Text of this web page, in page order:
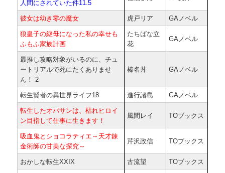
人間にされていた件11.5
彼女は幼き零の魔女 虎戸リア GAノベル
狼皇子の継母になった私の幸せも
ふもふ家族計画
たちばな立
花
GAノベル
最推し攻略対象がいるのに、チュ
ートリアルで死にたくありませ
ん！ 2
榛名丼 GAノベル
転生賢者の異世界ライフ18 進行諸島 GAノベル
転生したオバサンは、枯れヒロイ
ン目指して仕事に生きます！
風間レイ TOブックス
吸血鬼とショコラティエ～天才錬
金術師の甘美な探究～
芹沢政信 TOブックス
おかしな転生XXIX 古流望 TOブックス